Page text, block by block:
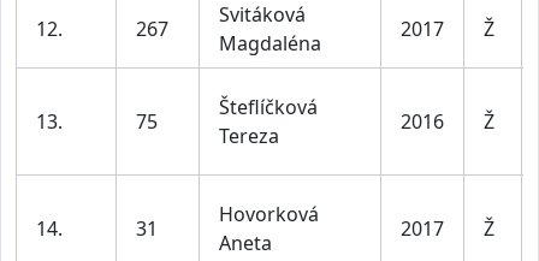
12. 267
Svitáková
Magdaléna
2017 Ž
13. 75
Šteflíčková
Tereza
2016 Ž
14. 31
Hovorková
Aneta
2017 Ž